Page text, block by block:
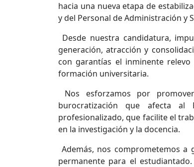
hacia una nueva etapa de
y del Personal de Administración y
Desde nuestra candidatura,
generación, atracción y
con garantías el inminente
formación universitaria.
Nos esforzamos por
burocratización que afecta al
profesionalizado, que facilite el
en la investigación y la docencia.
Además, nos comprometemos
permanente para el